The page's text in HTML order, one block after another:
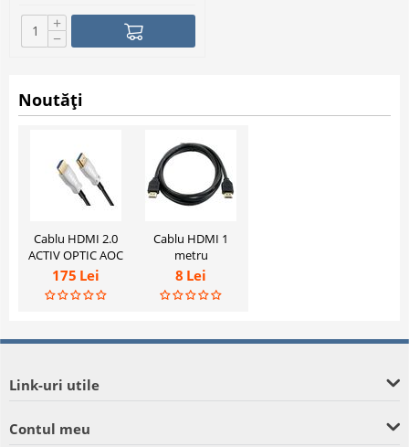
Noutăți
Cablu HDMI 2.0
ACTIV OPTIC AOC
10m 18Gbps
4K@60HZ
175 Lei
Cablu HDMI 1
metru
8 Lei
+
−
Link-uri utile
Contul meu